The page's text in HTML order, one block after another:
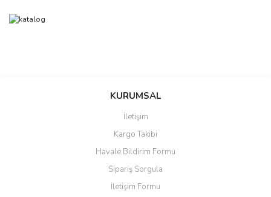
Bu ürüne ilk yorumu siz yapın!
Ürün hakkında henüz soru sorulmamış.
Ürün resmi kalitesiz, bozuk veya görüntülenemiyor.
Ürün açıklamasında eksik bilgiler bulunuyor.
Ürün bilgilerinde hatalar bulunuyor.
Ürün fiyatı diğer sitelerden daha pahalı.
KURUMSAL
İletişim
Kargo Takibi
Havale Bildirim Formu
Sipariş Sorgula
İletişim Formu